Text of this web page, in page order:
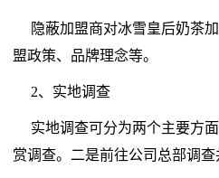
隐蔽加盟商对冰雪皇后奶茶
盟政策、品牌理念等。
2、实地调查
实地调查可分为两个主要方
赏调查。二是前往公司总部调查